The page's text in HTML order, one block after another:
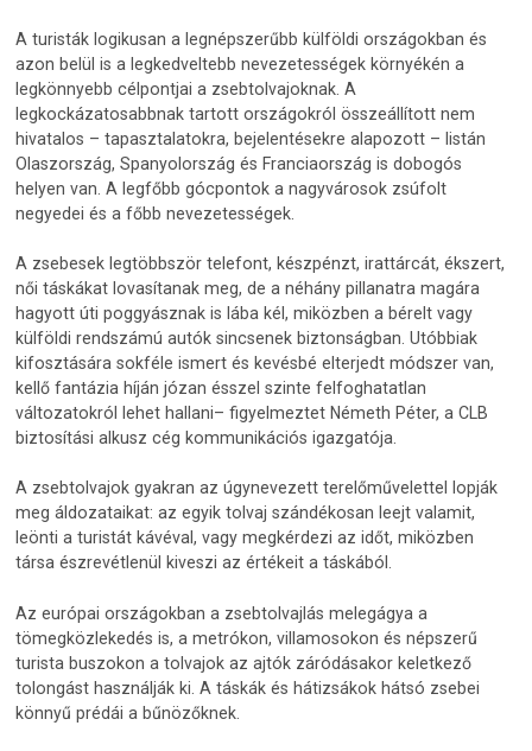
A turisták logikusan a legnépszerűbb külföldi országokban és
azon belül is a legkedveltebb nevezetességek környékén a
legkönnyebb célpontjai a zsebtolvajoknak. A
legkockázatosabbnak tartott országokról összeállított nem
hivatalos – tapasztalatokra, bejelentésekre alapozott – listán
Olaszország, Spanyolország és Franciaország is dobogós
helyen van. A legfőbb gócpontok a nagyvárosok zsúfolt
negyedei és a főbb nevezetességek.
A zsebesek legtöbbször telefont, készpénzt, irattárcát, ékszert,
női táskákat lovasítanak meg, de a néhány pillanatra magára
hagyott úti poggyásznak is lába kél, miközben a bérelt vagy
külföldi rendszámú autók sincsenek biztonságban. Utóbbiak
kifosztására sokféle ismert és kevésbé elterjedt módszer van,
kellő fantázia híján józan ésszel szinte felfoghatatlan
változatokról lehet hallani– figyelmeztet Németh Péter, a CLB
biztosítási alkusz cég kommunikációs igazgatója.
A zsebtolvajok gyakran az úgynevezett terelőművelettel lopják
meg áldozataikat: az egyik tolvaj szándékosan leejt valamit,
leönti a turistát kávéval, vagy megkérdezi az időt, miközben
társa észrevétlenül kiveszi az értékeit a táskából.
Az európai országokban a zsebtolvajlás melegágya a
tömegközlekedés is, a metrókon, villamosokon és népszerű
turista buszokon a tolvajok az ajtók záródásakor keletkező
tolongást használják ki. A táskák és hátizsákok hátsó zsebei
könnyű prédái a bűnözőknek.